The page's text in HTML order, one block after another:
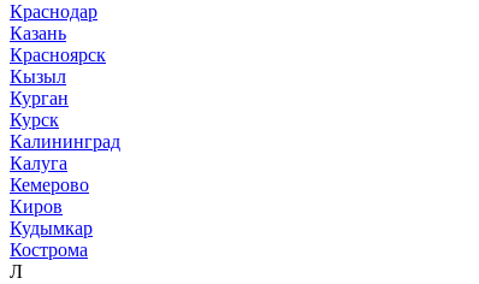
Краснодар
Казань
Красноярск
Кызыл
Курган
Курск
Калининград
Калуга
Кемерово
Киров
Кудымкар
Кострома
Л